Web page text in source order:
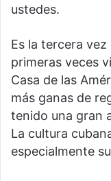
ustedes.
Es la tercera
primeras veces
Casa de las
más ganas de
tenido una gran
La cultura
especialmente